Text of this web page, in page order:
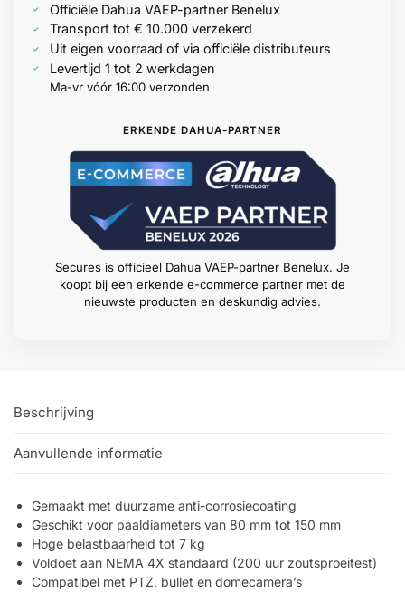
Officiële Dahua VAEP-partner Benelux
Transport tot € 10.000 verzekerd
Uit eigen voorraad of via officiële distributeurs
Levertijd 1 tot 2 werkdagen
Ma-vr vóór 16:00 verzonden
ERKENDE DAHUA-PARTNER
Secures is officieel Dahua VAEP-partner Benelux. Je
koopt bij een erkende e-commerce partner met de
nieuwste producten en deskundig advies.
Beschrijving
Aanvullende informatie
Gemaakt met duurzame anti-corrosiecoating
Geschikt voor paaldiameters van 80 mm tot 150 mm
Hoge belastbaarheid tot 7 kg
Voldoet aan NEMA 4X standaard (200 uur zoutsproeitest)
Compatibel met PTZ, bullet en domecamera’s